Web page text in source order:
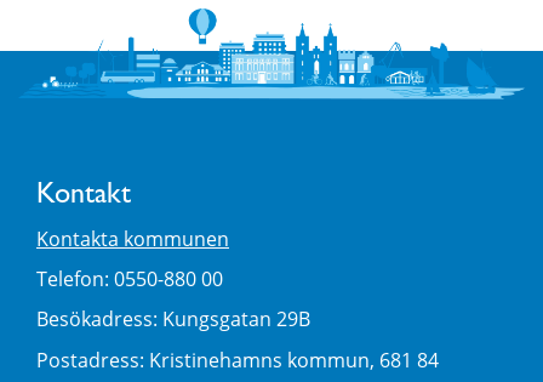
Kontakt
Kontakta kommunen
Telefon: 0550-880 00
Besökadress: Kungsgatan 29B
Postadress: Kristinehamns kommun, 681 84